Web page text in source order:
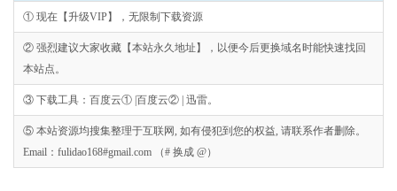
① 现在【升级VIP】，无限制下载资源
② 强烈建议大家收藏【本站永久地址】，以便今后更换域名时能快速找回
本站点。
③ 下载工具：百度云① |百度云② | 迅雷。
⑤ 本站资源均搜集整理于互联网, 如有侵犯到您的权益, 请联系作者删除。
Email：fulidao168#gmail.com （# 换成 @）